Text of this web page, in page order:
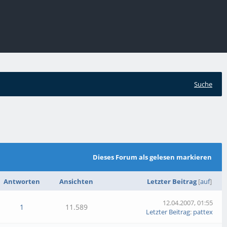
Suche
Dieses Forum als gelesen markieren
Antworten Ansichten Letzter Beitrag [auf]
1 11.589
12.04.2007, 01:55
Letzter Beitrag: pattex